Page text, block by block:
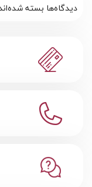
دیدگاه‌ها بسته